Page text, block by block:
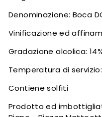
Denominazione: Boca
Vinificazione ed
Gradazione alcolica:
Temperatura di servizio:
Contiene solfiti
Prodotto ed